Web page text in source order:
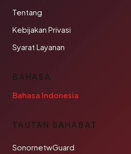
Tentang
Kebijakan Privasi
Syarat Layanan
BAHASA
Bahasa Indonesia
TAUTAN SAHABAT
SonornetwGuard